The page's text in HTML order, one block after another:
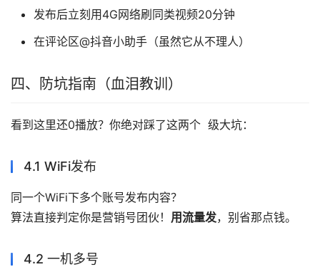
发布后立刻用4G网络刷同类视频20分钟
在评论区@抖音小助手（虽然它从不理人）
四、防坑指南（血泪教训）
看到这里还0播放？你绝对踩了这两个  级大坑：
4.1 WiFi发布
同一个WiFi下多个账号发布内容？
算法直接判定你是营销号团伙！ 用流量发，别省那点钱。
4.2 一机多号